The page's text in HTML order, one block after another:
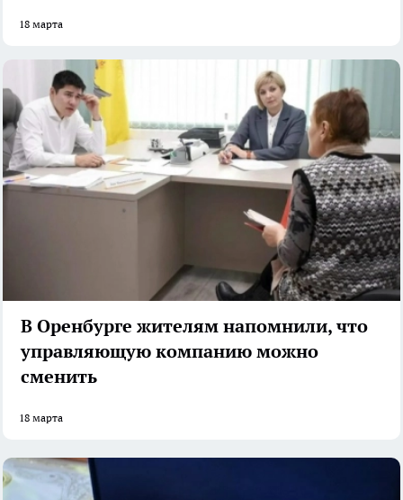
18 марта
В Оренбурге жителям напомнили, что
управляющую компанию можно
сменить
18 марта